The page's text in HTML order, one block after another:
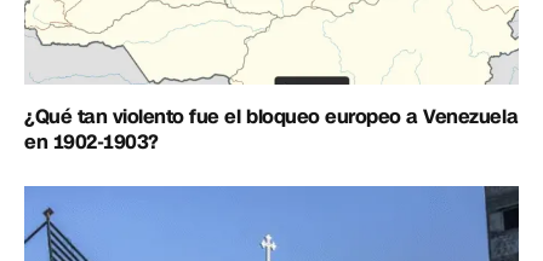
¿Qué tan violento fue el bloqueo europeo a Venezuela
en 1902-1903?